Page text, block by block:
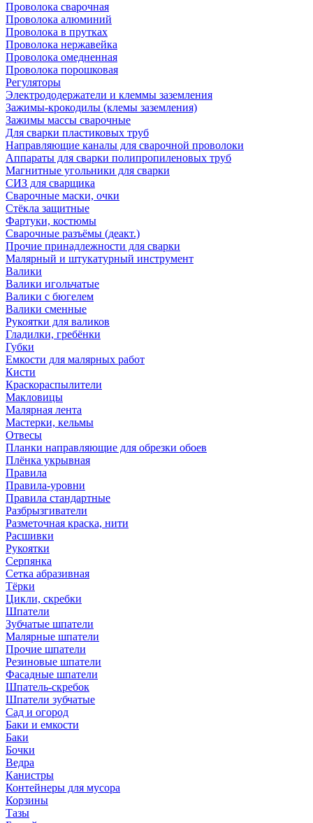
Проволока сварочная
Проволока алюминий
Проволока в прутках
Проволока нержавейка
Проволока омедненная
Проволока порошковая
Регуляторы
Электрододержатели и клеммы заземления
Зажимы-крокодилы (клемы заземления)
Зажимы массы сварочные
Для сварки пластиковых труб
Направляющие каналы для сварочной проволоки
Аппараты для сварки полипропиленовых труб
Магнитные угольники для сварки
СИЗ для сварщика
Сварочные маски, очки
Стёкла защитные
Фартуки, костюмы
Сварочные разъёмы (деакт.)
Прочие принадлежности для сварки
Малярный и штукатурный инструмент
Валики
Валики игольчатые
Валики с бюгелем
Валики сменные
Рукоятки для валиков
Гладилки, гребёнки
Губки
Емкости для малярных работ
Кисти
Краскораспылители
Макловицы
Малярная лента
Мастерки, кельмы
Отвесы
Планки направляющие для обрезки обоев
Плёнка укрывная
Правила
Правила-уровни
Правила стандартные
Разбрызгиватели
Разметочная краска, нити
Расшивки
Рукоятки
Серпянка
Сетка абразивная
Тёрки
Цикли, скребки
Шпатели
Зубчатые шпатели
Малярные шпатели
Прочие шпатели
Резиновые шпатели
Фасадные шпатели
Шпатель-скребок
Шпатели зубчатые
Сад и огород
Баки и емкости
Баки
Бочки
Ведра
Канистры
Контейнеры для мусора
Корзины
Тазы